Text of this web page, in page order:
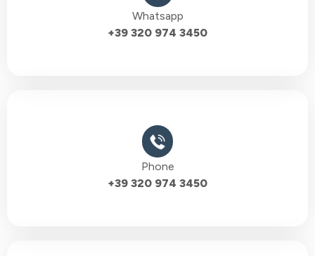
Whatsapp
+39 320 974 3450
Phone
+39 320 974 3450